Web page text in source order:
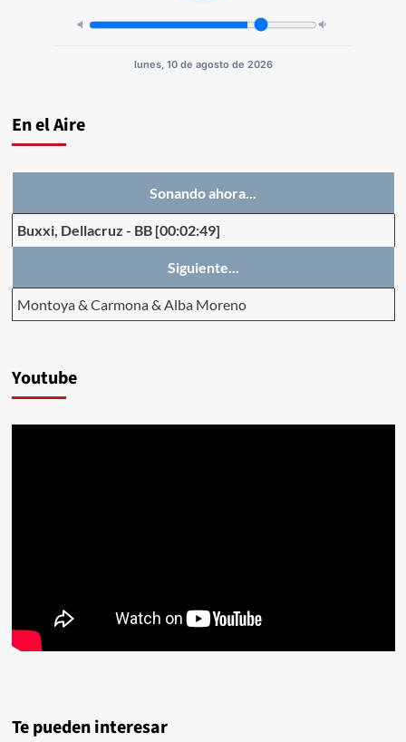
lunes, 10 de agosto de 2026
En el Aire
Sonando ahora...
Buxxi, Dellacruz - BB [00:02:49]
Siguiente...
Montoya & Carmona & Alba Moreno
Youtube
Te pueden interesar